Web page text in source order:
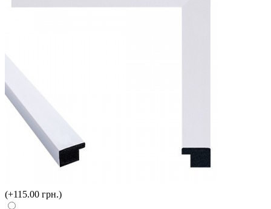
(+115.00 грн.)